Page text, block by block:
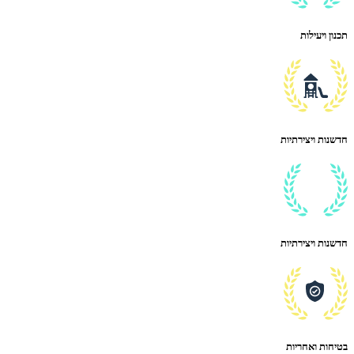
תכנון ויעילות
חדשנות ויצירתיות
חדשנות ויצירתיות
בטיחות ואחריות